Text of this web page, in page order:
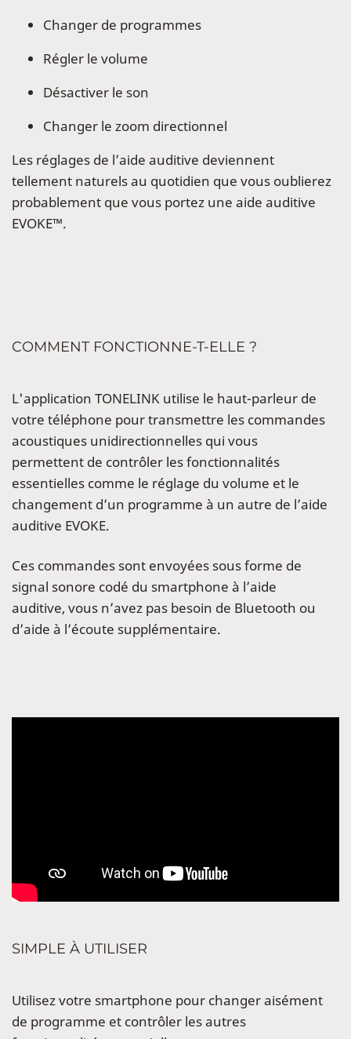
Changer de programmes
Régler le volume
Désactiver le son
Changer le zoom directionnel
Les réglages de l’aide auditive deviennent
tellement naturels au quotidien que vous oublierez
probablement que vous portez une aide auditive
EVOKE™.
COMMENT FONCTIONNE-T-ELLE ?
L'application TONELINK utilise le haut-parleur de
votre téléphone pour transmettre les commandes
acoustiques unidirectionnelles qui vous
permettent de contrôler les fonctionnalités
essentielles comme le réglage du volume et le
changement d’un programme à un autre de l’aide
auditive EVOKE.
Ces commandes sont envoyées sous forme de
signal sonore codé du smartphone à l’aide
auditive, vous n’avez pas besoin de Bluetooth ou
d’aide à l’écoute supplémentaire.
SIMPLE À UTILISER
Utilisez votre smartphone pour changer aisément
de programme et contrôler les autres